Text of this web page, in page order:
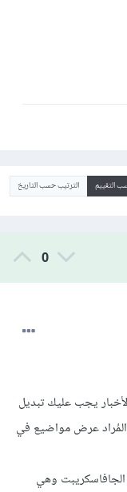
التقييم الترتيب حسب التاريخ
0
يجب عليك تبديل
عرض مواضيع في
وهي